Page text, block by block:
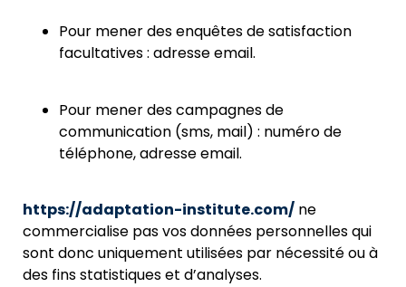
Pour mener des enquêtes de satisfaction
facultatives : adresse email.
Pour mener des campagnes de
communication (sms, mail) : numéro de
téléphone, adresse email.
https://adaptation-institute.com/ ne
commercialise pas vos données personnelles qui
sont donc uniquement utilisées par nécessité ou à
des fins statistiques et d’analyses.